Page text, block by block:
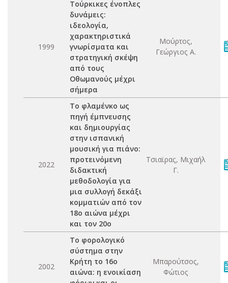
1999
Τούρκικες ένοπλες
δυνάμεις:
ιδεολογία,
χαρακτηριστικά
γνωρίσματα και
στρατηγική σκέψη
από τους
Οθωμανούς μέχρι
σήμερα
Μούρτος,
Γεώργιος Α.
2022
Το φλαμένκο ως
πηγή έμπνευσης
και δημιουργίας
στην ισπανική
μουσική για πιάνο:
προτεινόμενη
διδακτική
μεθοδολογία για
μια συλλογή δεκάξι
κομματιών από τον
18ο αιώνα μέχρι
και τον 20ο
Τσιαϊρας, Μιχαήλ
Γ.
2002
Το φορολογικό
σύστημα στην
Κρήτη το 16ο
αιώνα: η ενοικίαση
Μπαρούτσος,
Φώτιος